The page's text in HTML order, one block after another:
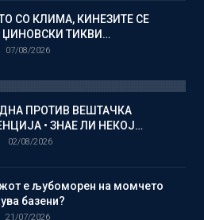
СО КЛИМА, КИНЕЗИТЕ СЕ
ЏИНОВСКИ ТИКВИ…
07/08/2026
ПРОТИВ ВЕШТАЧКА
• ЗНАЕ ЛИ НЕКОЈ…
02/08/2026
е љубоморен на момчето
базени?
21/07/2026